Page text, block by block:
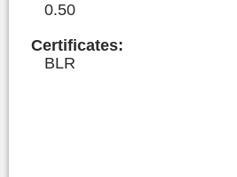
0.50
Certificates:
BLR